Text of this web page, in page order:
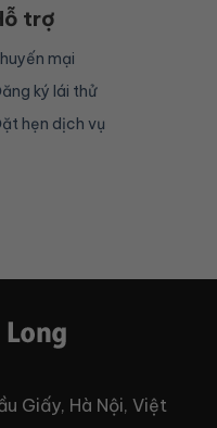
trợ
mại
ký lái thử
hẹn dịch vụ
Giấy, Hà Nội, Việt